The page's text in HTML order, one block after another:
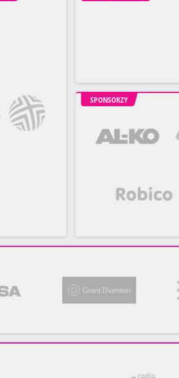
SPONSORZY